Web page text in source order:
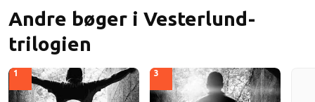
Andre bøger i Vesterlund-
trilogien
1 3